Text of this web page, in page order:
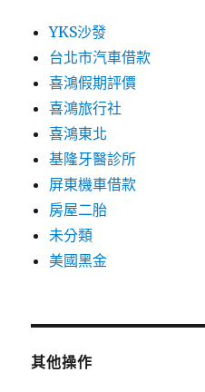
YKS沙發
台北市汽車借款
喜鴻假期評價
喜鴻旅行社
喜鴻東北
基隆牙醫診所
屏東機車借款
房屋二胎
未分類
美國黑金
其他操作